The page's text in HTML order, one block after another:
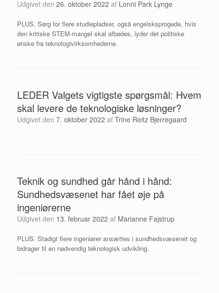
Udgivet den 26. oktober 2022 af Lonni Park Lynge
PLUS. Sørg for flere studiepladser, også engelsksprogede, hvis
den kritiske STEM-mangel skal afbødes, lyder det politiske
ønske fra teknologivirksomhederne.
LEDER Valgets vigtigste spørgsmål: Hvem
skal levere de teknologiske løsninger?
Udgivet den 7. oktober 2022 af Trine Reitz Bjerregaard
Teknik og sundhed går hånd i hånd:
Sundhedsvæsenet har fået øje på
ingeniørerne
Udgivet den 13. februar 2022 af Marianne Fajstrup
PLUS. Stadigt flere ingeniører ansættes i sundhedsvæsenet og
bidrager til en nødvendig teknologisk udvikling.